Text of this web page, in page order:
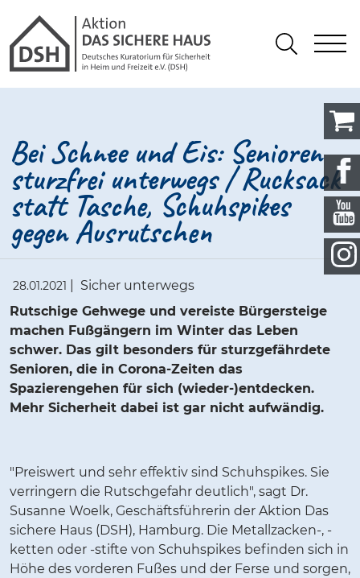
Gathmann Michaelis und
Suchen
Bei Schnee und Eis: Senioren
sturzfrei unterwegs / Rucksack
statt Tasche, Schuhspikes
gegen Ausrutschen
28.01.2021
Sicher unterwegs
Rutschige Gehwege und vereiste Bürgersteige
machen Fußgängern im Winter das Leben
schwer. Das gilt besonders für sturzgefährdete
Senioren, die in Corona-Zeiten das
Spazierengehen für sich (wieder-)entdecken.
Mehr Sicherheit dabei ist gar nicht aufwändig.
"Preiswert und sehr effektiv sind Schuhspikes. Sie
verringern die Rutschgefahr deutlich", sagt Dr.
Susanne Woelk, Geschäftsführerin der Aktion Das
sichere Haus (DSH), Hamburg. Die Metallzacken-, -
ketten oder -stifte von Schuhspikes befinden sich in
Höhe des vorderen Fußes und der Ferse und sorgen,